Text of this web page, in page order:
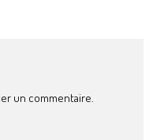
un commentaire.